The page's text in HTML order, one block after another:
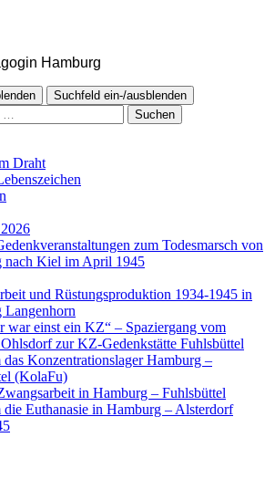
Hamburg
Suchfeld ein-/ausblenden
Draht
zum Todesmarsch von
nach Kiel im April 1945
und Rüstungsproduktion 1934-1945 in
Langenhorn
war einst ein KZ“ – Spaziergang vom
zur KZ-Gedenkstätte Fuhlsbüttel
das Konzentrationslager Hamburg –
(KolaFu)
in Hamburg – Fuhlsbüttel
die Euthanasie in Hamburg – Alsterdorf